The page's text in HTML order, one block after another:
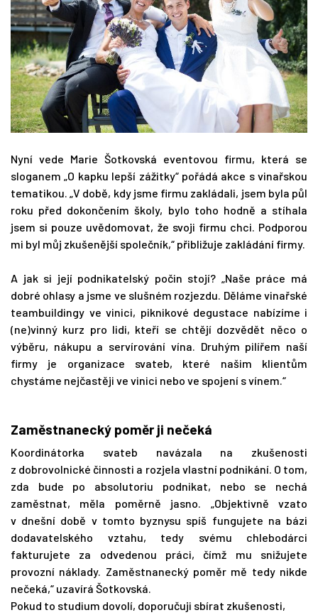
Nyní vede Marie Šotkovská eventovou firmu, která se
sloganem „O kapku lepší zážitky“ pořádá akce s vinařskou
tematikou. „V době, kdy jsme firmu zakládali, jsem byla půl
roku před dokončením školy, bylo toho hodně a stíhala
jsem si pouze uvědomovat, že svoji firmu chci. Podporou
mi byl můj zkušenější společník,“ přibližuje zakládání firmy.
A jak si její podnikatelský počin stojí? „Naše práce má
dobré ohlasy a jsme ve slušném rozjezdu. Děláme vinařské
teambuildingy ve vinici, piknikové degustace nabízíme i
(ne)vinný kurz pro lidi, kteří se chtějí dozvědět něco o
výběru, nákupu a servírování vína. Druhým pilířem naší
firmy je organizace svateb, které našim klientům
chystáme nejčastěji ve vinici nebo ve spojení s vínem.“
Zaměstnanecký poměr ji nečeká
Koordinátorka svateb navázala na zkušenosti
z dobrovolnické činnosti a rozjela vlastní podnikání. O tom,
zda bude po absolutoriu podnikat, nebo se nechá
zaměstnat, měla poměrně jasno. „Objektivně vzato
v dnešní době v tomto byznysu spíš fungujete na bázi
dodavatelského vztahu, tedy svému chlebodárci
fakturujete za odvedenou práci, čímž mu snižujete
provozní náklady. Zaměstnanecký poměr mě tedy nikde
nečeká,“ uzavírá Šotkovská.
Pokud to studium dovolí, doporučuji sbírat zkušenosti,